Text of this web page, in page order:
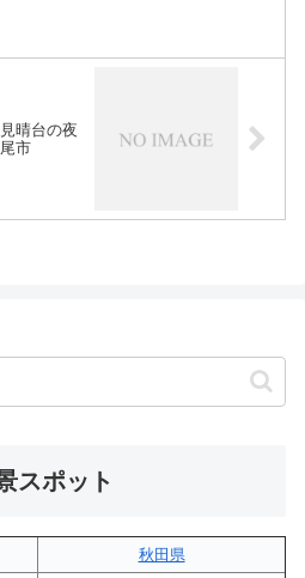
晴台の夜
市
スポット
秋田県